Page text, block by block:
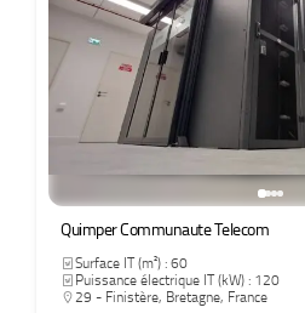
Quimper Communaute Telecom
Surface IT (m²) : 60
Puissance électrique IT (kW) : 120
29 - Finistère, Bretagne, France